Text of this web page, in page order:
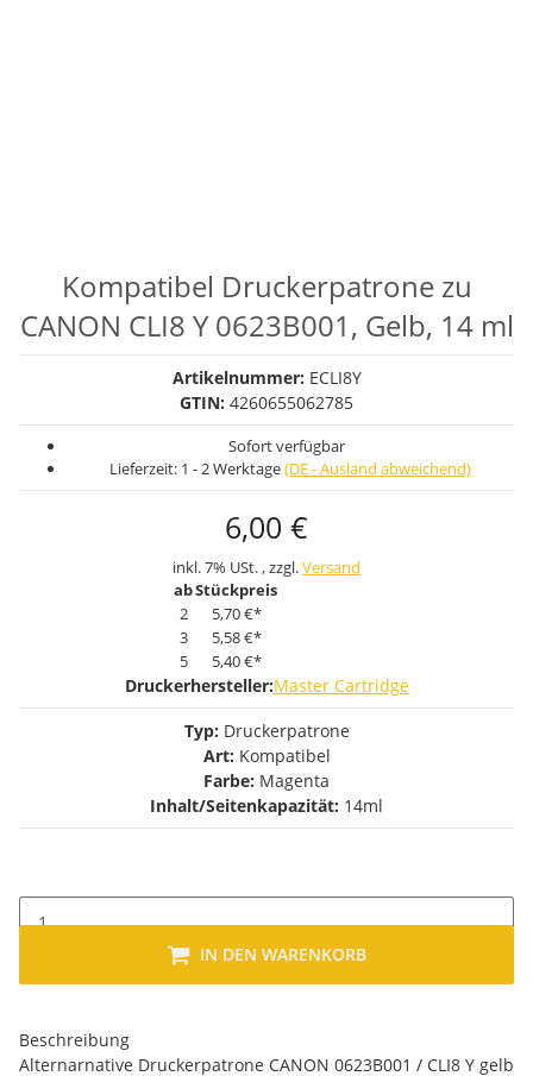
Kompatibel Druckerpatrone zu
CANON CLI8 Y 0623B001, Gelb, 14 ml
Artikelnummer: ECLI8Y
GTIN: 4260655062785
Sofort verfügbar
Lieferzeit: 1 - 2 Werktage(DE - Ausland abweichend)
6,00 €
inkl. 7% USt. , zzgl.Versand
abStückpreis
2
5,70 €*
3
5,58 €*
5
5,40 €*
Druckerhersteller:Master Cartridge
Typ: Druckerpatrone
Art: Kompatibel
Farbe: Magenta
Inhalt/Seitenkapazität: 14ml
IN DEN WARENKORB
Beschreibung
Alternarnative Druckerpatrone CANON 0623B001 / CLI8 Y gelb